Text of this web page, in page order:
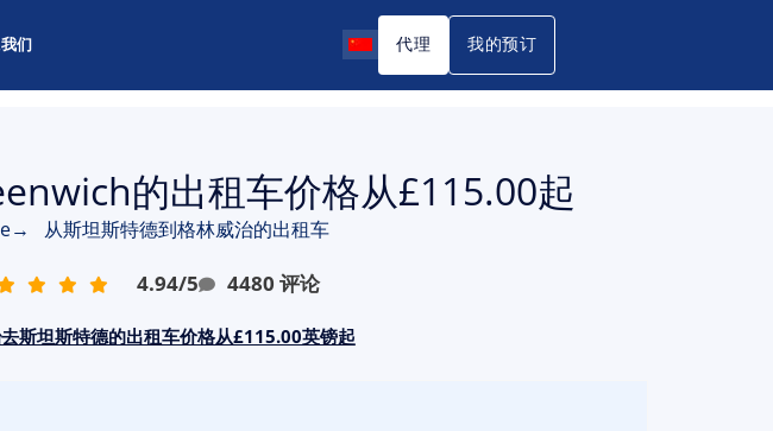
们 代理 我的预订
的出租车价格从£115.00起
→ 从斯坦斯特德到格林威治的出租车
4.94/5 4480 评论
斯坦斯特德的出租车价格从£115.00英镑起